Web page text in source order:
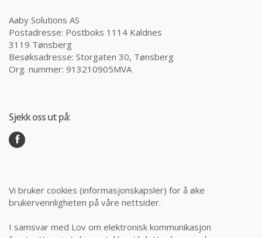
Aaby Solutions AS
Postadresse: Postboks 1114 Kaldnes
3119 Tønsberg
Besøksadresse: Storgaten 30, Tønsberg
Org. nummer: 913210905MVA
Sjekk oss ut på:
Vi bruker cookies (informasjonskapsler) for å øke
brukervennligheten på våre nettsider.
I samsvar med Lov om elektronisk kommunikasjon